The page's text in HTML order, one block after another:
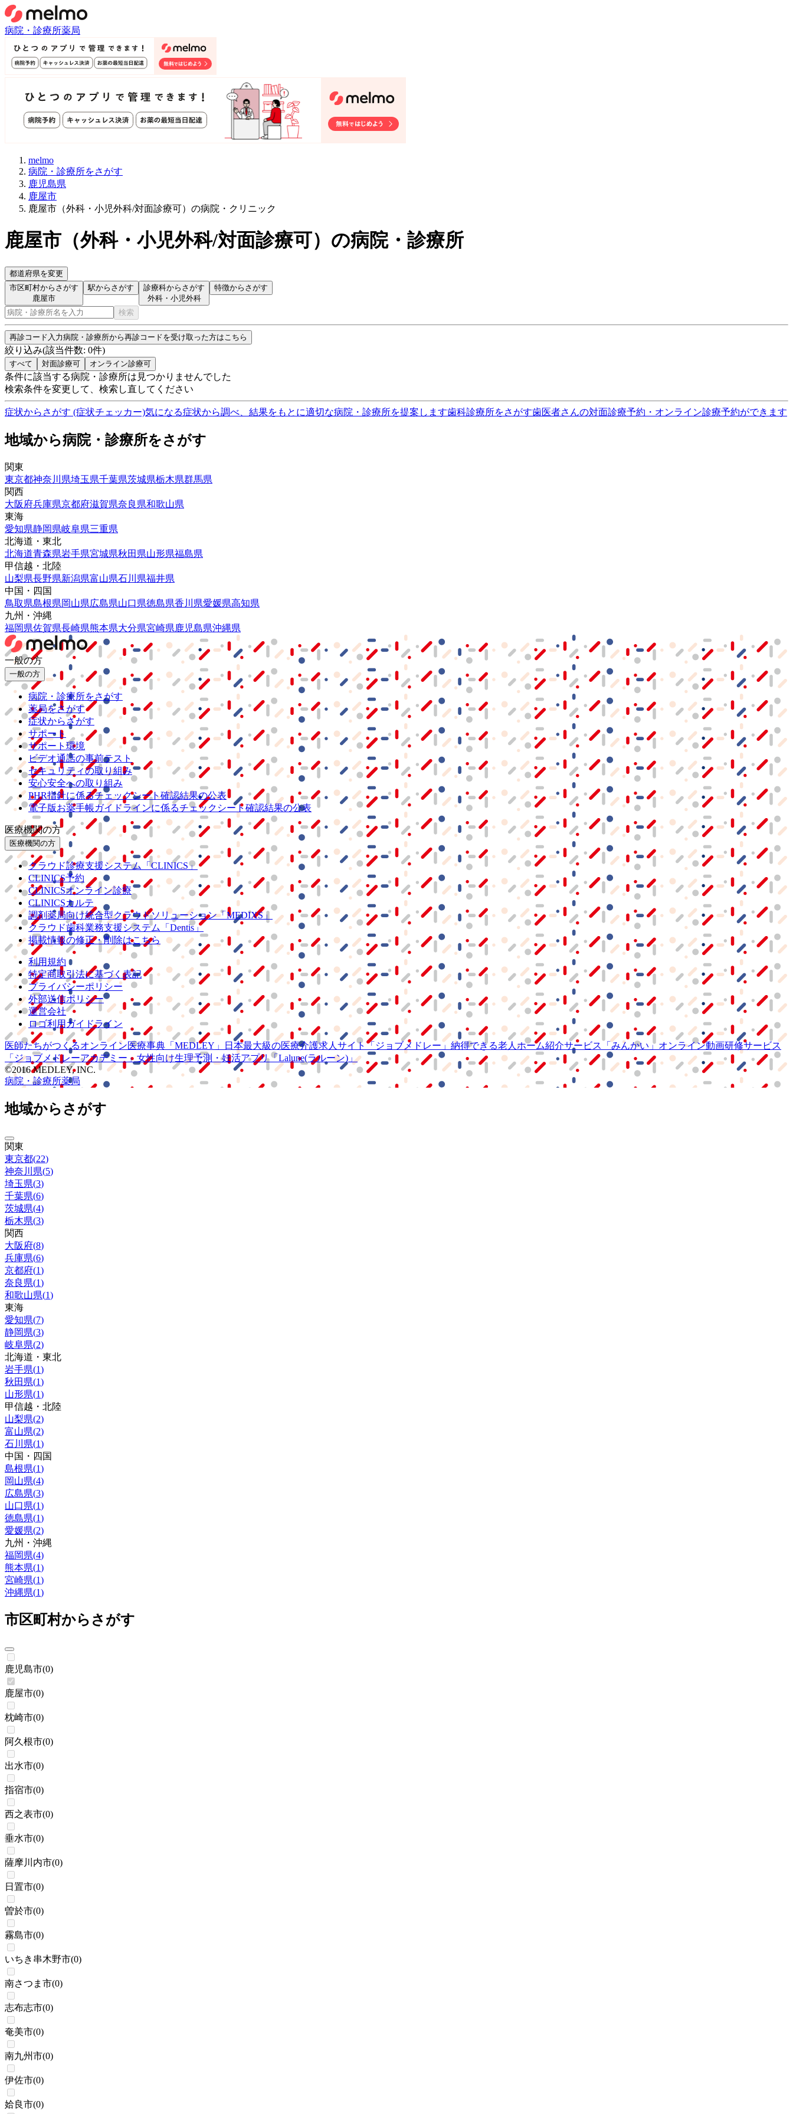
病院・診療所薬局
melmo
病院・診療所をさがす
鹿児島県
鹿屋市
鹿屋市（外科・小児外科/対面診療可）の病院・クリニック
鹿屋市 （外科・小児外科/対面診療可） の病院・診療所
都道府県を変更
市区町村からさがす
鹿屋市
駅からさがす
診療科からさがす
外科・小児外科
特徴からさがす
検索
再診コード入力病院・診療所から再診コードを受け取った方はこちら
絞り込み(該当件数: 0件)
すべて 対面診療可 オンライン診療可
条件に該当する病院・診療所は見つかりませんでした
検索条件を変更して、検索し直してください
症状からさがす (症状チェッカー)気になる症状から調べ、結果をもとに適切な病院・診療所を提案します歯科診療所をさがす歯医者さんの対面診療予約・オンライン診療予約ができます
地域から病院・診療所をさがす
関東
東京都神奈川県埼玉県千葉県茨城県栃木県群馬県
関西
大阪府兵庫県京都府滋賀県奈良県和歌山県
東海
愛知県静岡県岐阜県三重県
北海道・東北
北海道青森県岩手県宮城県秋田県山形県福島県
甲信越・北陸
山梨県長野県新潟県富山県石川県福井県
中国・四国
鳥取県島根県岡山県広島県山口県徳島県香川県愛媛県高知県
九州・沖縄
福岡県佐賀県長崎県熊本県大分県宮崎県鹿児島県沖縄県
一般の方
一般の方
病院・診療所をさがす
薬局をさがす
症状からさがす
サポート
サポート環境
ビデオ通話の事前テスト
セキュリティの取り組み
安心安全への取り組み
PHR指針に係るチェックシート確認結果の公表
電子版お薬手帳ガイドラインに係るチェックシート確認結果の公表
医療機関の方
医療機関の方
クラウド診療支援システム
「CLINICS」
CLINICS予約
CLINICSオンライン診療
CLINICSカルテ
調剤薬局向け統合型クラウドソリューション「MEDIXS」
クラウド歯科業務支援システム
「Dentis」
掲載情報の修正・削除はこちら
利用規約
特定商取引法に基づく表記
プライバシーポリシー
外部送信ポリシー
運営会社
ロゴ利用ガイドライン
医師たちがつくるオンライン医療事典 「MEDLEY」 日本最大級の医療介護求人サイト 「ジョブメドレー」 納得できる老人ホーム紹介サービス 「みんかい」 オンライン動画研修サービス
「ジョブメドレーアカデミー」 女性向け生理予測・妊活アプリ「Lalune(ラルーン)」
©2016 MEDLEY, INC.
病院・診療所薬局
地域からさがす
関東
東京都(22)
神奈川県(5)
埼玉県(3)
千葉県(6)
茨城県(4)
栃木県(3)
関西
大阪府(8)
兵庫県(6)
京都府(1)
奈良県(1)
和歌山県(1)
東海
愛知県(7)
静岡県(3)
岐阜県(2)
北海道・東北
岩手県(1)
秋田県(1)
山形県(1)
甲信越・北陸
山梨県(2)
富山県(2)
石川県(1)
中国・四国
島根県(1)
岡山県(4)
広島県(3)
山口県(1)
徳島県(1)
愛媛県(2)
九州・沖縄
福岡県(4)
熊本県(1)
宮崎県(1)
沖縄県(1)
市区町村からさがす
鹿児島市(0)
鹿屋市(0)
枕崎市(0)
阿久根市(0)
出水市(0)
指宿市(0)
西之表市(0)
垂水市(0)
薩摩川内市(0)
日置市(0)
曽於市(0)
霧島市(0)
いちき串木野市(0)
南さつま市(0)
志布志市(0)
奄美市(0)
南九州市(0)
伊佐市(0)
姶良市(0)